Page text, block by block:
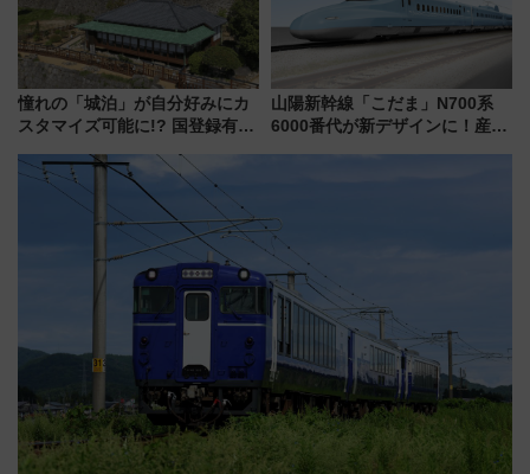
憧れの「城泊」が自分好みにカ
スタマイズ可能に!? 国登録有形
にオーダーメイド型の宿泊プラ
ンが誕生！
山陽新幹線「こだま」N700系
6000番代が新デザインに！産学